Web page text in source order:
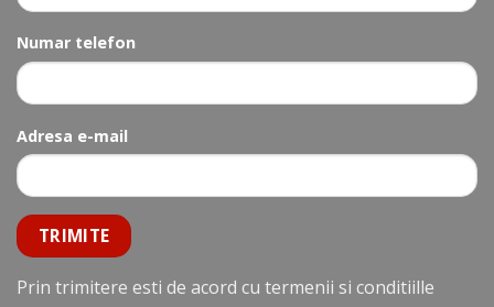
Numar telefon
Adresa e-mail
Prin trimitere esti de acord cu termenii si conditiille